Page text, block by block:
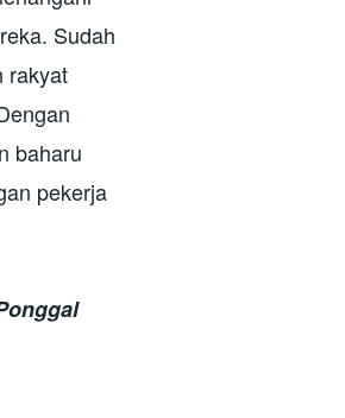
Sudah
rakyat
baharu
pekerja